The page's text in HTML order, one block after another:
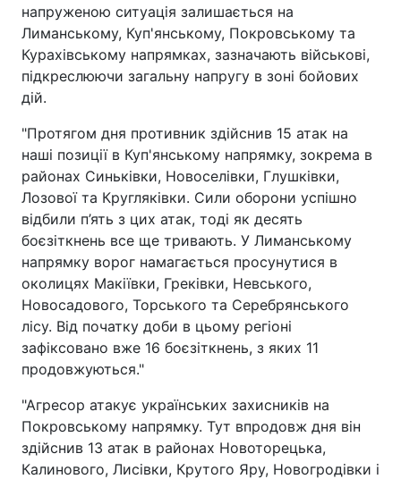
напруженою ситуація залишається на
Лиманському, Куп'янському, Покровському та
Курахівському напрямках, зазначають військові,
підкреслюючи загальну напругу в зоні бойових
дій.
"Протягом дня противник здійснив 15 атак на
наші позиції в Куп'янському напрямку, зокрема в
районах Синьківки, Новоселівки, Глушківки,
Лозової та Кругляківки. Сили оборони успішно
відбили п’ять з цих атак, тоді як десять
боєзіткнень все ще тривають. У Лиманському
напрямку ворог намагається просунутися в
околицях Макіївки, Греківки, Невського,
Новосадового, Торського та Серебрянського
лісу. Від початку доби в цьому регіоні
зафіксовано вже 16 боєзіткнень, з яких 11
продовжуються."
"Агресор атакує українських захисників на
Покровському напрямку. Тут впродовж дня він
здійснив 13 атак в районах Новоторецька,
Калинового, Лисівки, Крутого Яру, Новогродівки і